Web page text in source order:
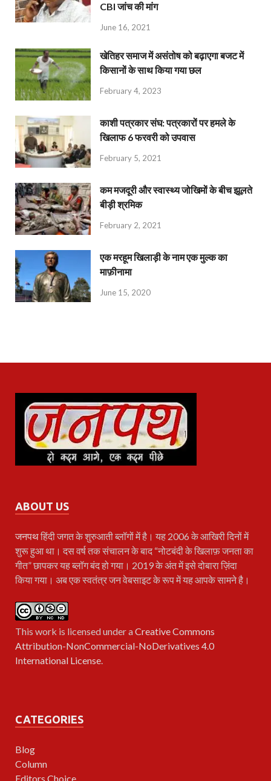
CBI जांच की मांग
June 16, 2021
खेतिहर समाज में असंतोष को बढ़ाएगा बजट में
किसानों के साथ किया गया छल
February 4, 2023
काशी पत्रकार संघ: पत्रकारों पर हमले के
खिलाफ 6 फरवरी को उपवास
February 5, 2021
कम मजदूरी और स्वास्थ्य जोखिमों के बीच झूलते
बीड़ी श्रमिक
February 2, 2021
एक मरहूम खिलाड़ी के नाम एक मुल्क का
माफ़ीनामा
June 15, 2020
ABOUT US
जनपथहिंदी जगत के शुरुआती ब्लॉगों में है। यह 2006 के आखिरी दिनों में
शुरू हुआ था। दस वर्ष तक संचालन के बाद “नोटबंदी के खिलाफ़ जनता का
गीत” छापकर यह ब्लॉग बंद हो गया। 2019 के अंत में इसे दोबारा ज़िंदा
किया गया। अब एक स्वतंत्र जन वेबसाइट के रूप में यह आपके सामने है।
This work is licensed under aCreative Commons
Attribution-NonCommercial-NoDerivatives 4.0
International License.
CATEGORIES
Blog
Column
Editors Choice